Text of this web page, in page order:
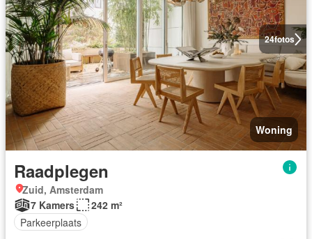
24fotos
Woning
Raadplegen
Zuid, Amsterdam
7 Kamers
242 m²
Parkeerplaats